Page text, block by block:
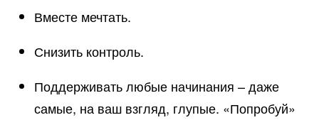
Вместе мечтать.
Снизить контроль.
Поддерживать любые начинания – даже
самые, на ваш взгляд, глупые. «Попробуй»